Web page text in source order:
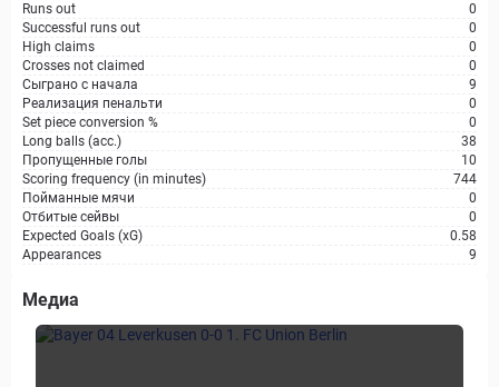
Runs out
0
Successful runs out
0
High claims
0
Crosses not claimed
0
Сыграно с начала
9
Реализация пенальти
0
Set piece conversion %
0
Long balls (acc.)
38
Пропущенные голы
10
Scoring frequency (in minutes)
744
Пойманные мячи
0
Отбитые сейвы
0
Expected Goals (xG)
0.58
Appearances
9
Медиа